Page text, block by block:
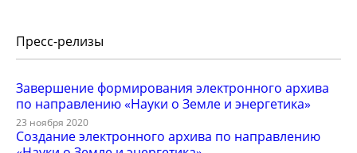
Пресс-релизы
Завершение формирования электронного архива
по направлению «Науки о Земле и энергетика»
23 ноября 2020
Создание электронного архива по направлению